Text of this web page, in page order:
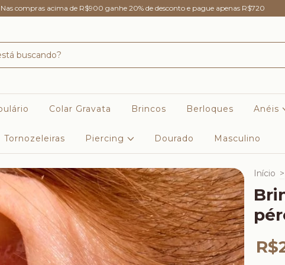
Nas compras acima de R$900 ganhe 20% de desconto e pague apenas R$720
Colar Gravata Brincos Berloques Anéis
Tornozeleiras Piercing Dourado Masculino
Início >